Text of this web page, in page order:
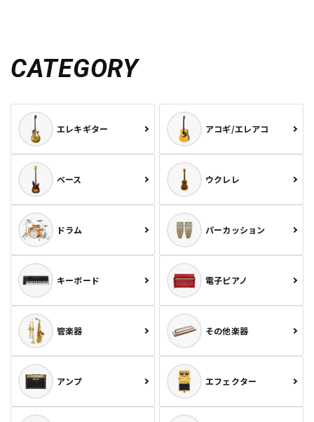
CATEGORY
エレキギター アコギ/エレアコ
ベース ウクレレ
ドラム パーカッション
キーボード 電子ピアノ
管楽器 その他楽器
アンプ エフェクター